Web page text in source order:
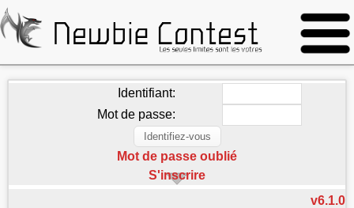
Identifiant:
Mot de passe:
Mot de passe oublié
S'inscrire
v6.1.0